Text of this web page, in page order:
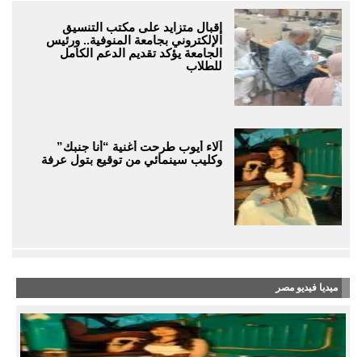
إقبال متزايد على مكتب التنسيق
الإلكتروني بجامعة المنوفية.. ورئيس
الجامعة يؤكد تقديم الدعم الكامل
للطلاب
آلاء أيوب طرحت أغنية “أنا جنبك”
وكليب سينمائي من توقيع بتول عرفة
ميديا فيديو مصر